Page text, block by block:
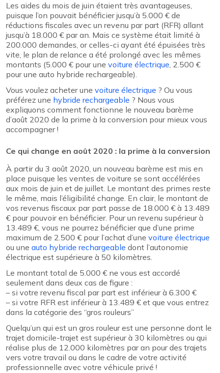
Les aides du mois de juin étaient très avantageuses,
puisque l’on pouvait bénéficier jusqu’à 5.000 € de
réductions fiscales avec un revenu par part (RFR) allant
jusqu’à 18.000 € par an. Mais ce système était limité à
200.000 demandes, or celles-ci ayant été épuisées très
vite, le plan de relance a été prolongé avec les mêmes
montants (5.000 € pour une voiture électrique, 2.500 €
pour une auto hybride rechargeable).
Vous voulez acheter une voiture électrique ? Ou vous
préférez une hybride rechargeable ? Nous vous
expliquons comment fonctionne le nouveau barème
d’août 2020 de la prime à la conversion pour mieux vous
accompagner !
Ce qui change en août 2020 : la prime à la conversion
À partir du 3 août 2020, un nouveau barème est mis en
place puisque les ventes de voiture se sont accélérées
aux mois de juin et de juillet. Le montant des primes reste
le même, mais l’éligibilité change. En clair, le montant de
vos revenus fiscaux par part passe de 18.000 € à 13.489
€ pour pouvoir en bénéficier. Pour un revenu supérieur à
13.489 €, vous ne pourrez bénéficier que d’une prime
maximum de 2.500 € pour l’achat d’une voiture électrique
ou une auto hybride rechargeable dont l’autonomie
électrique est supérieure à 50 kilomètres.
Le montant total de 5.000 € ne vous est accordé
seulement dans deux cas de figure :
– si votre revenu fiscal par part est inférieur à 6.300 €
– si votre RFR est inférieur à 13.489 € et que vous entrez
dans la catégorie des “gros rouleurs”
Quelqu’un qui est un gros rouleur est une personne dont le
trajet domicile-trajet est supérieur à 30 kilomètres ou qui
réalise plus de 12.000 kilomètres par an pour des trajets
vers votre travail ou dans le cadre de votre activité
professionnelle avec votre véhicule privé !